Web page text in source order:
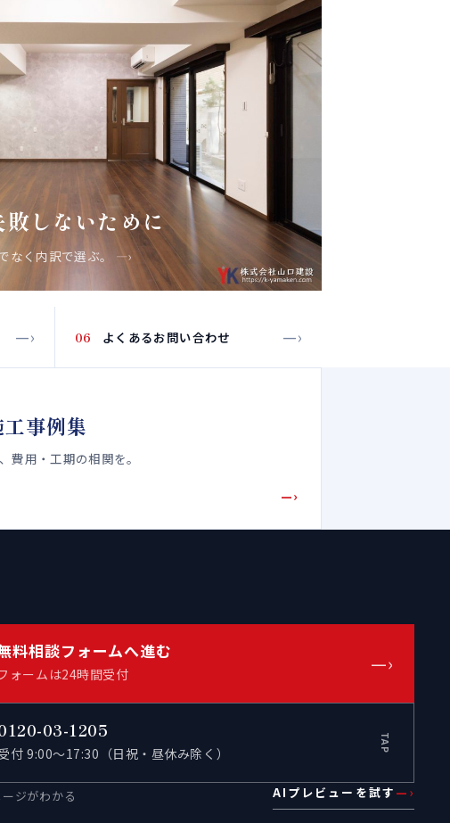
しないために
なく内訳で選ぶ。 —›
—› 06 よくあるお問い合わせ —›
事例集
費用・工期の相関を。
—›
料相談フォームへ進む
ォームは24時間受付 —›
03-1205
付 9:00〜17:30（日祝・昼休み除く） TAP
ジがわかる AIプレビューを試す —›